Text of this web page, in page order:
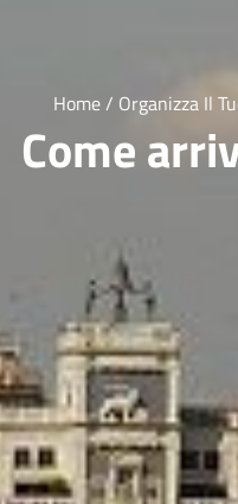
Home/ Organizza Il
Come